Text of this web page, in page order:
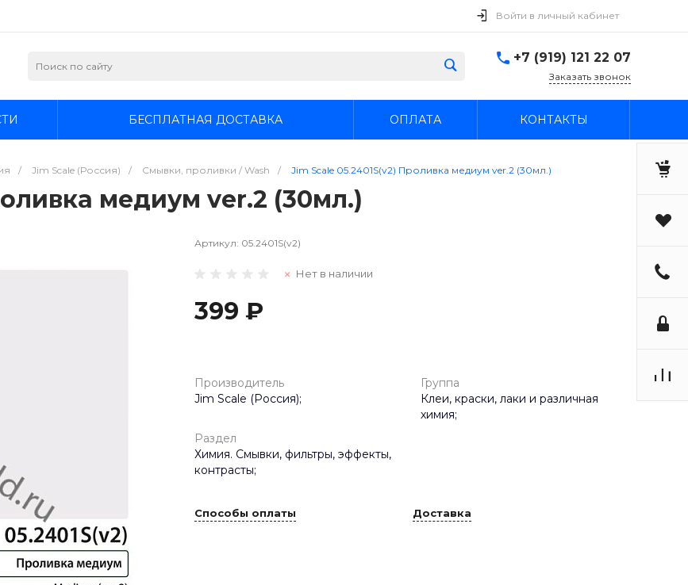
Войти в личный кабинет
+7 (919) 121 22 07
Заказать звонок
БЕСПЛАТНАЯ ДОСТАВКА ОПЛАТА КОНТАКТЫ
/ Jim Scale (Россия) / Смывки, проливки / Wash / Jim Scale 05.2401S(v2) Проливка медиум ver.2 (30мл.)
медиум ver.2 (30мл.)
Артикул: 05.2401S(v2)
Нет в наличии
399 ₽
Производитель
Jim Scale (Россия);
Группа
Клеи, краски, лаки и различная
химия;
Раздел
Химия. Смывки, фильтры, эффекты,
контрасты;
Способы оплаты Доставка